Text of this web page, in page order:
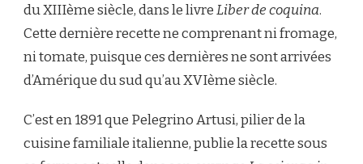
du XIIIème siècle, dans le livreLiber de coquina.
Cette dernière recette ne comprenant ni fromage,
ni tomate, puisque ces dernières ne sont arrivées
d’Amérique du sud qu’au XVIème siècle.
C’est en 1891 que Pelegrino Artusi, pilier de la
cuisine familiale italienne, publie la recette sous